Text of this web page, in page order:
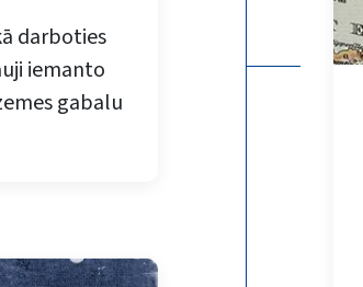
darboties
iemanto
gabalu